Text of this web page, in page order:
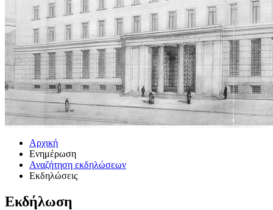
Αρχική
Ενημέρωση
Αναζήτηση εκδηλώσεων
Εκδηλώσεις
Εκδήλωση